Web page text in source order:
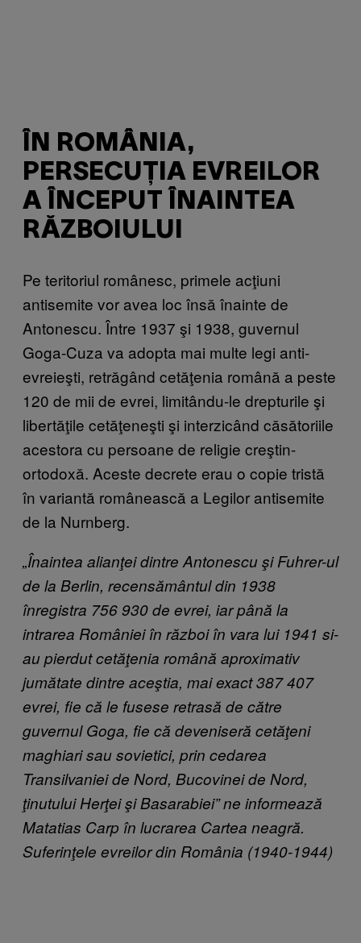
ÎN ROMÂNIA,
PERSECUȚIA EVREILOR
A ÎNCEPUT ÎNAINTEA
RĂZBOIULUI
Pe teritoriul românesc, primele acţiuni
antisemite vor avea loc însă înainte de
Antonescu. Între 1937 şi 1938, guvernul
Goga-Cuza va adopta mai multe legi anti-
evreieşti, retrăgând cetăţenia română a peste
120 de mii de evrei, limitându-le drepturile şi
libertăţile cetăţeneşti şi interzicând căsătoriile
acestora cu persoane de religie creştin-
ortodoxă. Aceste decrete erau o copie tristă
în variantă românească a Legilor antisemite
de la Nurnberg.
„Înaintea alianţei dintre Antonescu şi Fuhrer-ul
de la Berlin, recensământul din 1938
înregistra 756 930 de evrei, iar până la
intrarea României în război în vara lui 1941 si-
au pierdut cetăţenia română aproximativ
jumătate dintre aceştia, mai exact 387 407
evrei, fie că le fusese retrasă de către
guvernul Goga, fie că deveniseră cetăţeni
maghiari sau sovietici, prin cedarea
Transilvaniei de Nord, Bucovinei de Nord,
ţinutului Herţei şi Basarabiei” ne informează
Matatias Carp în lucrarea Cartea neagră.
Suferinţele evreilor din România (1940-1944)